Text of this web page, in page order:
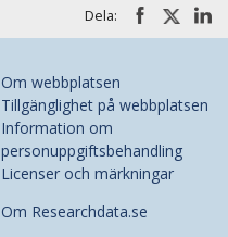
Dela:
Om webbplatsen
Tillgänglighet på webbplatsen
Information om
personuppgiftsbehandling
Licenser och märkningar
Om Researchdata.se